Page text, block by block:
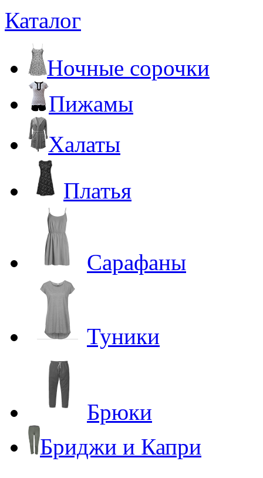
Каталог
Ночные сорочки
Пижамы
Халаты
Платья
Сарафаны
Туники
Брюки
Бриджи и Капри